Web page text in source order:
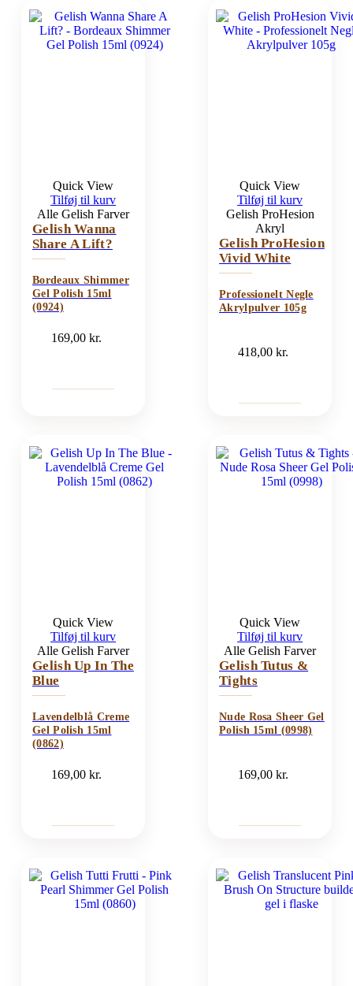
Quick View
Tilføj til kurv
Alle Gelish Farver
Gelish Wanna
Share A Lift?
Bordeaux Shimmer
Gel Polish 15ml
(0924)
169,00kr.
Quick View
Tilføj til kurv
Gelish ProHesion
Akryl
Gelish ProHesion
Vivid White
Professionelt Negle
Akrylpulver 105g
418,00kr.
Quick View
Tilføj til kurv
Alle Gelish Farver
Gelish Up In The
Blue
Lavendelblå Creme
Gel Polish 15ml
(0862)
169,00kr.
Quick View
Tilføj til kurv
Alle Gelish Farver
Gelish Tutus &
Tights
Nude Rosa Sheer Gel
Polish 15ml (0998)
169,00kr.